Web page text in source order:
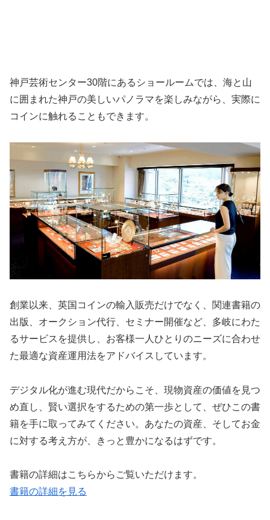
神戸芸術センター30階にあるショールームでは、海と山
に囲まれた神戸の美しいパノラマを楽しみながら、実際に
コインに触れることもできます。
創業以来、英国コインの輸入販売だけでなく、関連書籍の
出版、オークション代行、セミナー開催など、多岐にわた
るサービスを提供し、お客様一人ひとりのニーズに合わせ
た最適な資産運用法をアドバイスしています。
デジタル化が進む現代だからこそ、現物資産の価値を見つ
め直し、賢い選択をするための第一歩として、ぜひこの書
籍を手に取ってみてください。あなたの資産、そしてお金
に対する考え方が、きっと豊かになるはずです。
書籍の詳細はこちらからご覧いただけます。
書籍の詳細を見る